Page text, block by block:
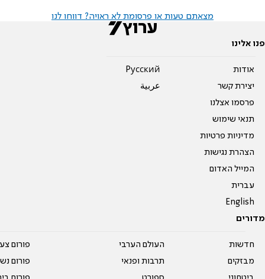
מצאתם טעות או פרסומת לא ראויה? דווחו לנו
פנו אלינו
אודות
יצירת קשר
פרסמו אצלנו
תנאי שימוש
מדיניות פרטיות
הצהרת נגישות
המייל האדום
עברית
English
Pусский
عربية
מדורים
חדשות
מבזקים
העולם הערבי
תרבות ופנאי
פורום
פורום